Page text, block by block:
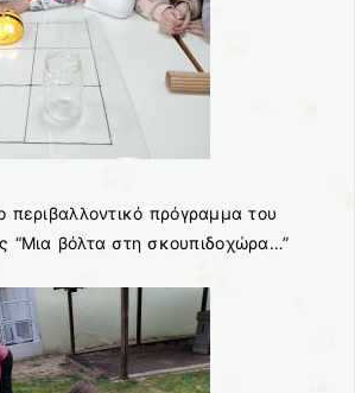
περιβαλλοντικό πρόγραμμα του
“Μια βόλτα στη σκουπιδοχώρα…”